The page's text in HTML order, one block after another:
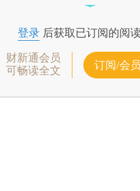
登录后获取已订阅的阅
财新通会员
可畅读全文
订阅/会